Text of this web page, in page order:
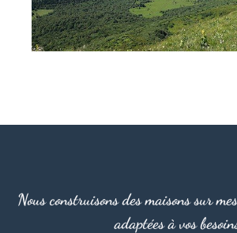
Nous construisons des maisons sur
adaptées à vos